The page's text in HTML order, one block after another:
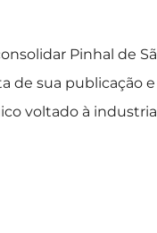
Pinhal de
de sua publicação
voltado à